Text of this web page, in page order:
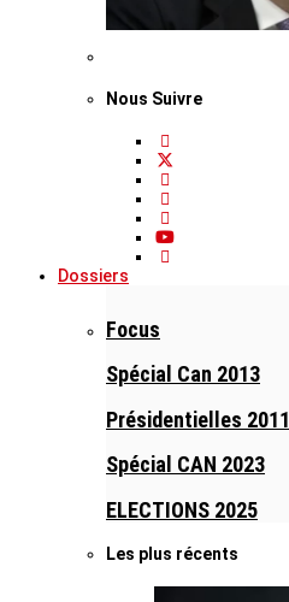
Nous Suivre
Dossiers
Focus
Spécial Can 2013
Présidentielles 2011
Spécial CAN 2023
ELECTIONS 2025
Les plus récents